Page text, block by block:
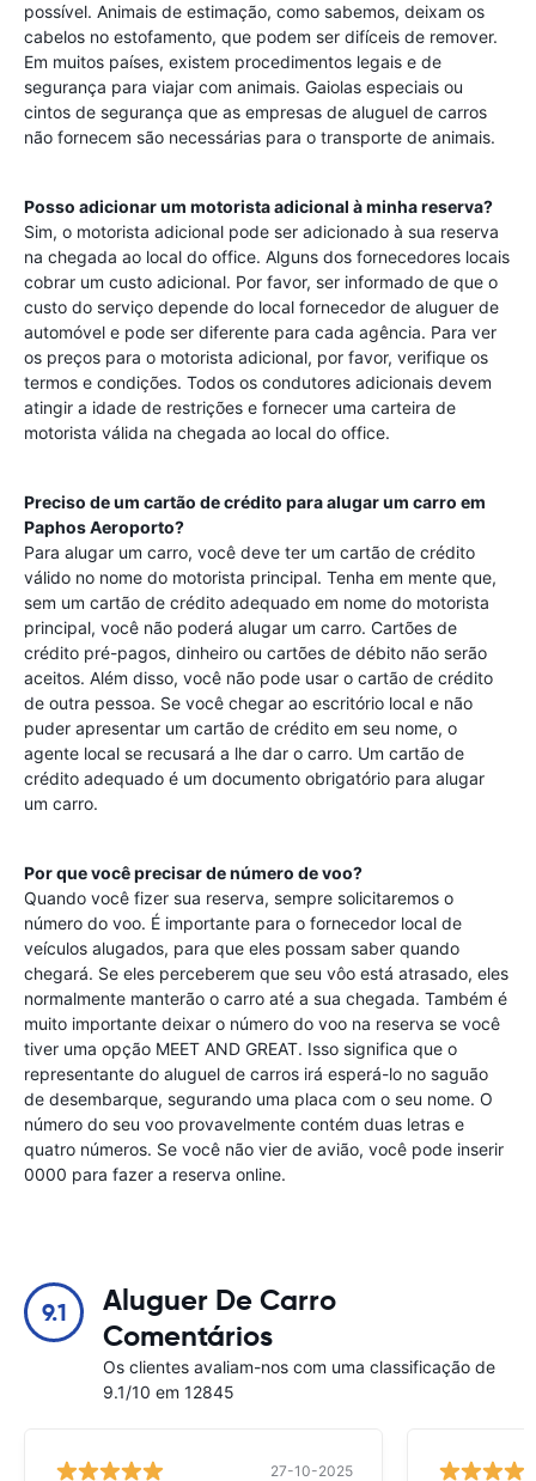
possível. Animais de estimação, como sabemos, deixam os
cabelos no estofamento, que podem ser difíceis de remover.
Em muitos países, existem procedimentos legais e de
segurança para viajar com animais. Gaiolas especiais ou
cintos de segurança que as empresas de aluguel de carros
não fornecem são necessárias para o transporte de animais.
Posso adicionar um motorista adicional à minha reserva?
Sim, o motorista adicional pode ser adicionado à sua reserva
na chegada ao local do office. Alguns dos fornecedores locais
cobrar um custo adicional. Por favor, ser informado de que o
custo do serviço depende do local fornecedor de aluguer de
automóvel e pode ser diferente para cada agência. Para ver
os preços para o motorista adicional, por favor, verifique os
termos e condições. Todos os condutores adicionais devem
atingir a idade de restrições e fornecer uma carteira de
motorista válida na chegada ao local do office.
Preciso de um cartão de crédito para alugar um carro em
Paphos Aeroporto?
Para alugar um carro, você deve ter um cartão de crédito
válido no nome do motorista principal. Tenha em mente que,
sem um cartão de crédito adequado em nome do motorista
principal, você não poderá alugar um carro. Cartões de
crédito pré-pagos, dinheiro ou cartões de débito não serão
aceitos. Além disso, você não pode usar o cartão de crédito
de outra pessoa. Se você chegar ao escritório local e não
puder apresentar um cartão de crédito em seu nome, o
agente local se recusará a lhe dar o carro. Um cartão de
crédito adequado é um documento obrigatório para alugar
um carro.
Por que você precisar de número de voo?
Quando você fizer sua reserva, sempre solicitaremos o
número do voo. É importante para o fornecedor local de
veículos alugados, para que eles possam saber quando
chegará. Se eles perceberem que seu vôo está atrasado, eles
normalmente manterão o carro até a sua chegada. Também é
muito importante deixar o número do voo na reserva se você
tiver uma opção MEET AND GREAT. Isso significa que o
representante do aluguel de carros irá esperá-lo no saguão
de desembarque, segurando uma placa com o seu nome. O
número do seu voo provavelmente contém duas letras e
quatro números. Se você não vier de avião, você pode inserir
0000 para fazer a reserva online.
9.1
Aluguer De Carro
Comentários
Os clientes avaliam-nos com uma classificação de
9.1/10 em 12845
27-10-2025